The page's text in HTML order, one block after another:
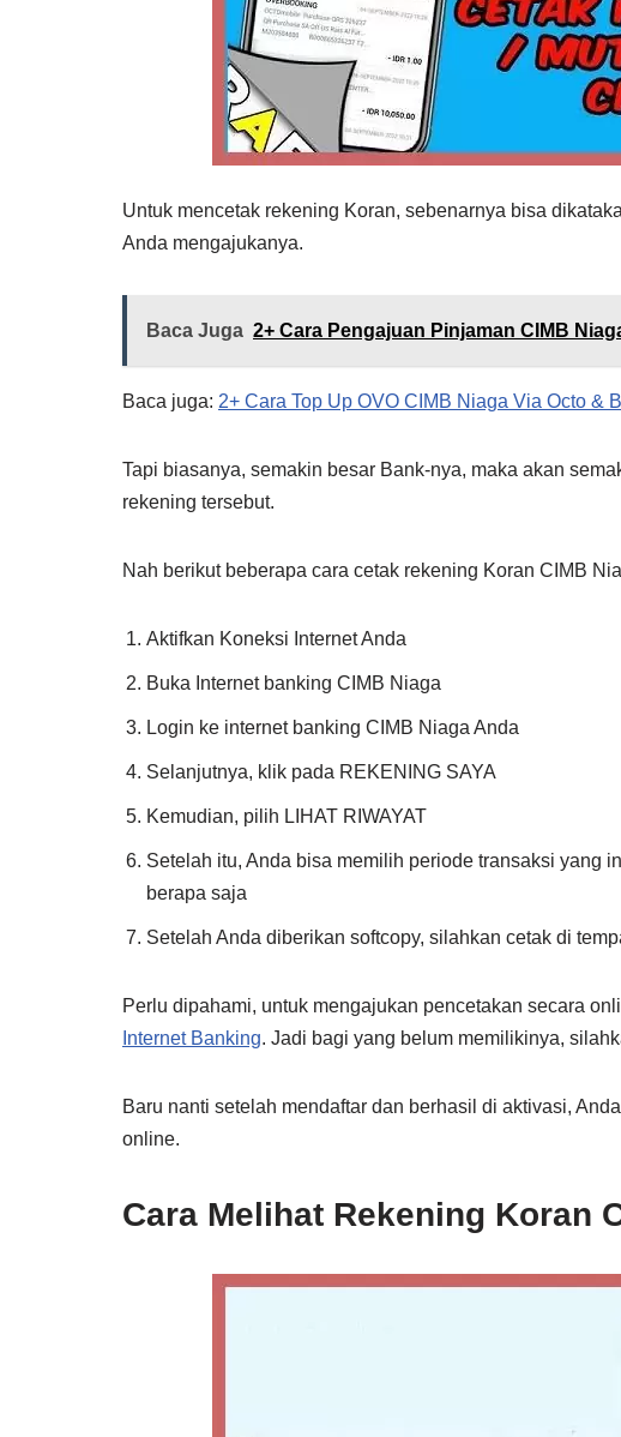
Untuk mencetak rekening Koran, sebenarnya bisa
Anda mengajukanya.
Baca Juga 2+ Cara Pengajuan Pinjaman CIMB
Baca juga: 2+ Cara Top Up OVO CIMB Niaga Via Octo &
Tapi biasanya, semakin besar Bank-nya, maka akan
rekening tersebut.
Nah berikut beberapa cara cetak rekening Koran CIMB
Aktifkan Koneksi Internet Anda
Buka Internet banking CIMB Niaga
Login ke internet banking CIMB Niaga Anda
Selanjutnya, klik pada REKENING SAYA
Kemudian, pilih LIHAT RIWAYAT
Setelah itu, Anda bisa memilih periode transaksi yang
berapa saja
Setelah Anda diberikan softcopy, silahkan cetak di
Perlu dipahami, untuk mengajukan pencetakan secara
Internet Banking. Jadi bagi yang belum memilikinya,
Baru nanti setelah mendaftar dan berhasil di aktivasi,
online.
Cara Melihat Rekening Koran